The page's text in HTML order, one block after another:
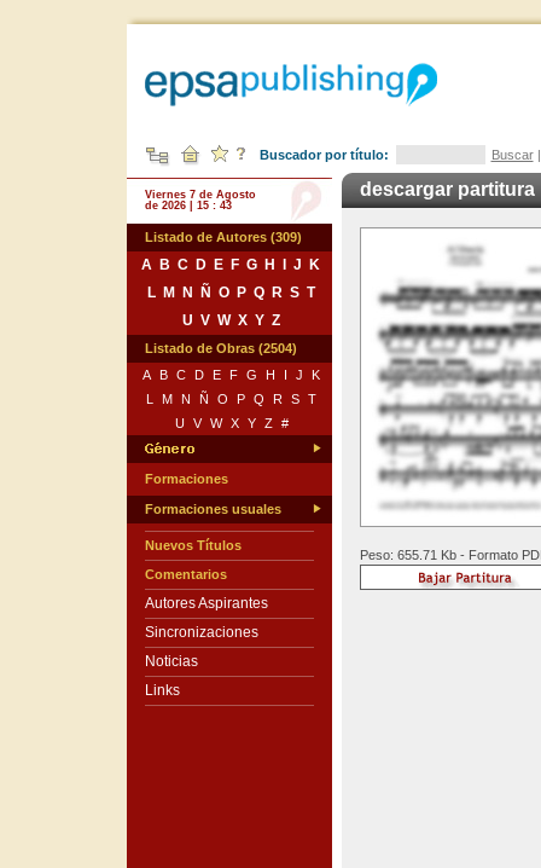
Buscador por título: Buscar
Viernes 7 de Agosto
de 2026 | 15 : 43
Listado de Autores (309)
A B C D E F G H J
K
L
M N Ñ O P Q R S T
U V W X Y Z
Listado de Obras (2504)
A
B C D E F G H I J
K
L
M N Ñ O P Q R S T
U
V W X Y Z #
Formaciones
Formaciones usuales
Nuevos Títulos
Comentarios
Autores Aspirantes
Sincronizaciones
Noticias
Links
descargar partitura
Peso: 655.71 Kb - Formato